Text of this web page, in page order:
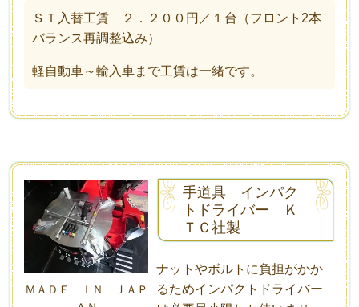
ＳＴ入替工賃 ２．２００円／１台（フロント2本
バランス再調整込み）
軽自動車～輸入車まで工賃は一緒です。
ＭＡＤＥ ＩＮ ＪＡＰ
手道具 インパク
トドライバー Ｋ
ＴＣ社製
ナットやボルトに負担がかか
るためインパクトドライバー